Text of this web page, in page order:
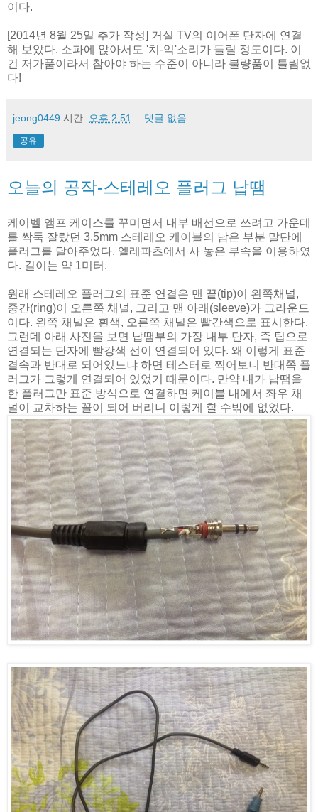
이다.
[2014년 8월 25일 추가 작성] 거실 TV의 이어폰 단자에 연결
해 보았다. 소파에 앉아서도 '치-익'소리가 들릴 정도이다. 이
건 저가품이라서 참아야 하는 수준이 아니라 불량품이 틀림없
다!
jeong0449 시간: 오후 2:51 댓글 없음:
공유
오늘의 공작-스테레오 플러그 납땜
케이벨 앰프 케이스를 꾸미면서 내부 배선으로 쓰려고 가운데
를 싹둑 잘랐던 3.5mm 스테레오 케이블의 남은 부분 말단에
플러그를 달아주었다. 엘레파츠에서 사 놓은 부속을 이용하였
다. 길이는 약 1미터.
원래 스테레오 플러그의 표준 연결은 맨 끝(tip)이 왼쪽채널,
중간(ring)이 오른쪽 채널, 그리고 맨 아래(sleeve)가 그라운드
이다. 왼쪽 채널은 흰색, 오른쪽 채널은 빨간색으로 표시한다.
그런데 아래 사진을 보면 납땜부의 가장 내부 단자, 즉 팁으로
연결되는 단자에 빨강색 선이 연결되어 있다. 왜 이렇게 표준
결속과 반대로 되어있느냐 하면 테스터로 찍어보니 반대쪽 플
러그가 그렇게 연결되어 있었기 때문이다. 만약 내가 납땜을
한 플러그만 표준 방식으로 연결하면 케이블 내에서 좌우 채
널이 교차하는 꼴이 되어 버리니 이렇게 할 수밖에 없었다.